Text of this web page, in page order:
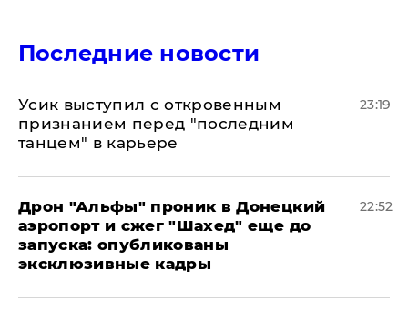
Последние новости
Усик выступил с откровенным
признанием перед "последним
танцем" в карьере
23:19
Дрон "Альфы" проник в Донецкий
аэропорт и сжег "Шахед" еще до
запуска: опубликованы
эксклюзивные кадры
22:52